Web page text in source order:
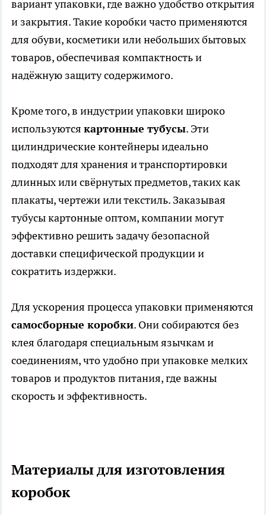
вариант упаковки, где важно удобство открытия
и закрытия. Такие коробки часто применяются
для обуви, косметики или небольших бытовых
товаров, обеспечивая компактность и
надёжную защиту содержимого.
Кроме того, в индустрии упаковки широко
используются картонные тубусы. Эти
цилиндрические контейнеры идеально
подходят для хранения и транспортировки
длинных или свёрнутых предметов, таких как
плакаты, чертежи или текстиль. Заказывая
тубусы картонные оптом,компании могут
эффективно решить задачу безопасной
доставки специфической продукции и
сократить издержки.
Для ускорения процесса упаковки применяются
самосборные коробки. Они собираются без
клея благодаря специальным язычкам и
соединениям, что удобно при упаковке мелких
товаров и продуктов питания, где важны
скорость и эффективность.
Материалы для изготовления
коробок